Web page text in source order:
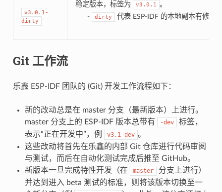
v3.0.1-
dirty
稳定版本，标签为 v3.0.1 。
-
dirty 代表 ESP-IDF 的本地副本有修改
Git 工作流
乐鑫 ESP-IDF 团队的 (Git) 开发工作流程如下：
新的改动总是在 master 分支（最新版本）上进行。
master 分支上的 ESP-IDF 版本总带有
-dev
标签，
表示“正在开发中”，例
v3.1-dev 。
这些改动将首先在乐鑫的内部 Git 仓库进行代码审阅
与测试，而后在自动化测试完成后推至 GitHub。
新版本一旦完成特性开发（在
master
分支上进行）
并达到进入 beta 测试的标准，则将该版本切换至一